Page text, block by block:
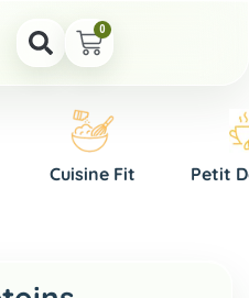
0
Cuisine Fit Petit